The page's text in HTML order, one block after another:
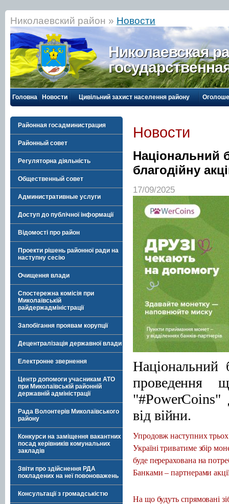
Николаевский район » Новости
Николаевская
Головна Новости Цивільний захист населення району
Районная госадминистрация
Районный совет
Регуляторна діяльність
Общественный совет
Административные услуги
Доступ до публічної інформації
Відомості про район
Проекти рішень районної ради на
наступну сесію
Очищення влади
Спостережна комісія при
Миколаївській
райдержадміністрації
Запобігання проявам корупції
Децентралізація державної влади
Електронне звернення
Центр допомоги учасникам АТО
при Миколаївській районній
державній адміністрації
Рада Волонтерів Миколаївського
району
Конкурси на заміщення вакантних
посад керівників комунальних
закладів
Звіти про здійснення РДА
покладених на неї повоноважень
Консультації з громадськістю
Новости
Національний
благодійну
17/09/2025
Національний
проведення
"#PowerCoins"
від війни.
Упродовж наступних трьох
Україні триватиме збір
буде перерахована на
Банками – партнерами
На що будуть спрямовані